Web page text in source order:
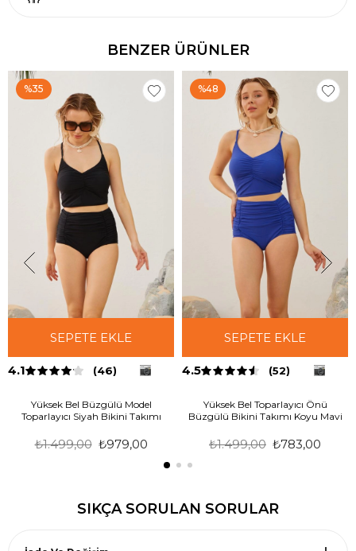
BENZER ÜRÜNLER
SEPETE EKLE
4.1 (46)
Yüksek Bel Büzgülü Model
Toparlayıcı Siyah Bikini Takımı
₺979,00
₺1.499,00
%35
SEPETE EKLE
4.5 (52)
Yüksek Bel Toparlayıcı Önü
Büzgülü Bikini Takımı Koyu Mavi
₺783,00
₺1.499,00
%48
SIKÇA SORULAN SORULAR